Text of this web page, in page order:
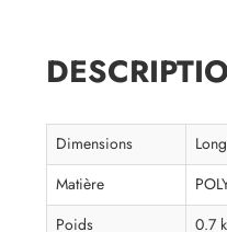
Dimensions
Matière
Poids
0.7